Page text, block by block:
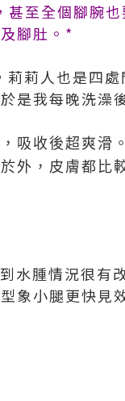
至全個腳腕
腳肚。*
莉人也是四
是我每晚洗澡
吸收後超爽滑。
外，皮膚都比
水腫情況很有
象小腿更快見